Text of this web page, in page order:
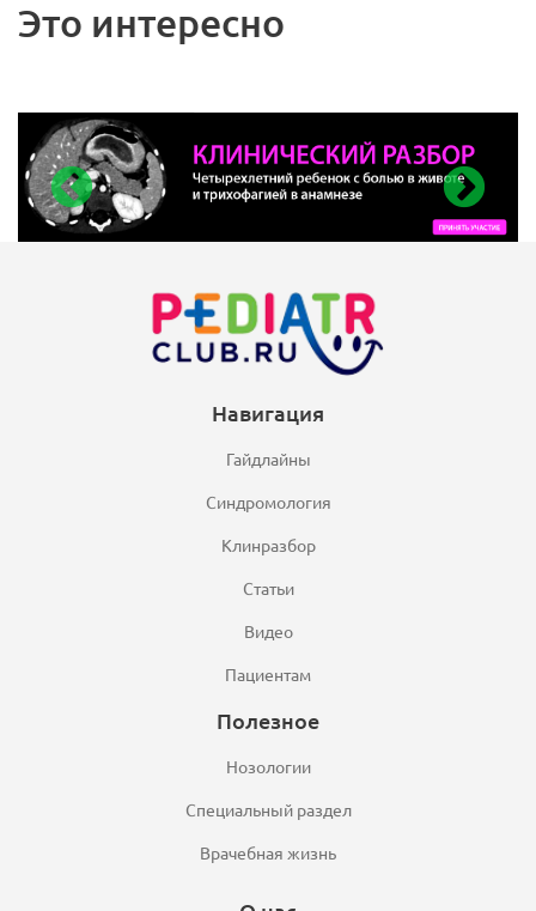
Это интересно
Навигация
Гайдлайны
Синдромология
Клинразбор
Статьи
Видео
Пациентам
Полезное
Нозологии
Специальный раздел
Врачебная жизнь